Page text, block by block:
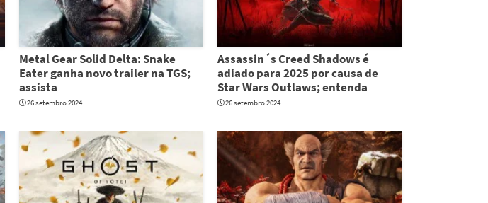
Metal Gear Solid Delta: Snake
Eater ganha novo trailer na TGS;
assista
26 setembro 2024
Assassin´s Creed Shadows é
adiado para 2025 por causa de
Star Wars Outlaws; entenda
26 setembro 2024